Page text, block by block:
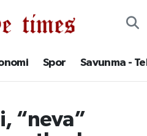
Spor Savunma -
“neva”
ve Fikstür